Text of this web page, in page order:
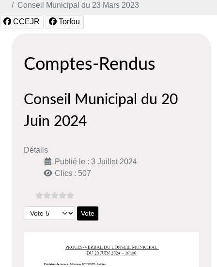
Conseil Municipal du 23 Mars 2023
CCEJR Torfou
Comptes-Rendus
Conseil Municipal du 20
Juin 2024
Détails
Publié le : 3 Juillet 2024
Clics : 507
Veuillez voter